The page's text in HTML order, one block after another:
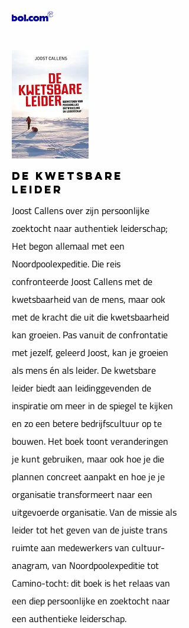
DE KWETSBARE
LEIDER
Joost Callens over zijn persoonlijke
zoektocht naar authentiek leiderschap;
Het begon allemaal met een
Noordpoolexpeditie. Die reis
confronteerde Joost Callens met de
kwetsbaarheid van de mens, maar ook
met de kracht die uit die kwetsbaarheid
kan groeien. Pas vanuit de confrontatie
met jezelf, geleerd Joost, kan je groeien
als mens én als leider. De kwetsbare
leider biedt aan leidinggevenden de
inspiratie om meer in de spiegel te kijken
en zo een betere bedrijfscultuur op te
bouwen. Het boek toont veranderingen
je kunt gebruiken, maar ook hoe je die
plannen concreet aanpakt en hoe je je
organisatie transformeert naar een
uitgevoerde organisatie. Van de missie als
leider tot het geven van de juiste trans
ruimte aan medewerkers van cultuur-
anagram, van Noordpoolexpeditie tot
Camino-tocht: dit boek is het relaas van
een diep persoonlijke en zoektocht naar
een authentieke leiderschap.